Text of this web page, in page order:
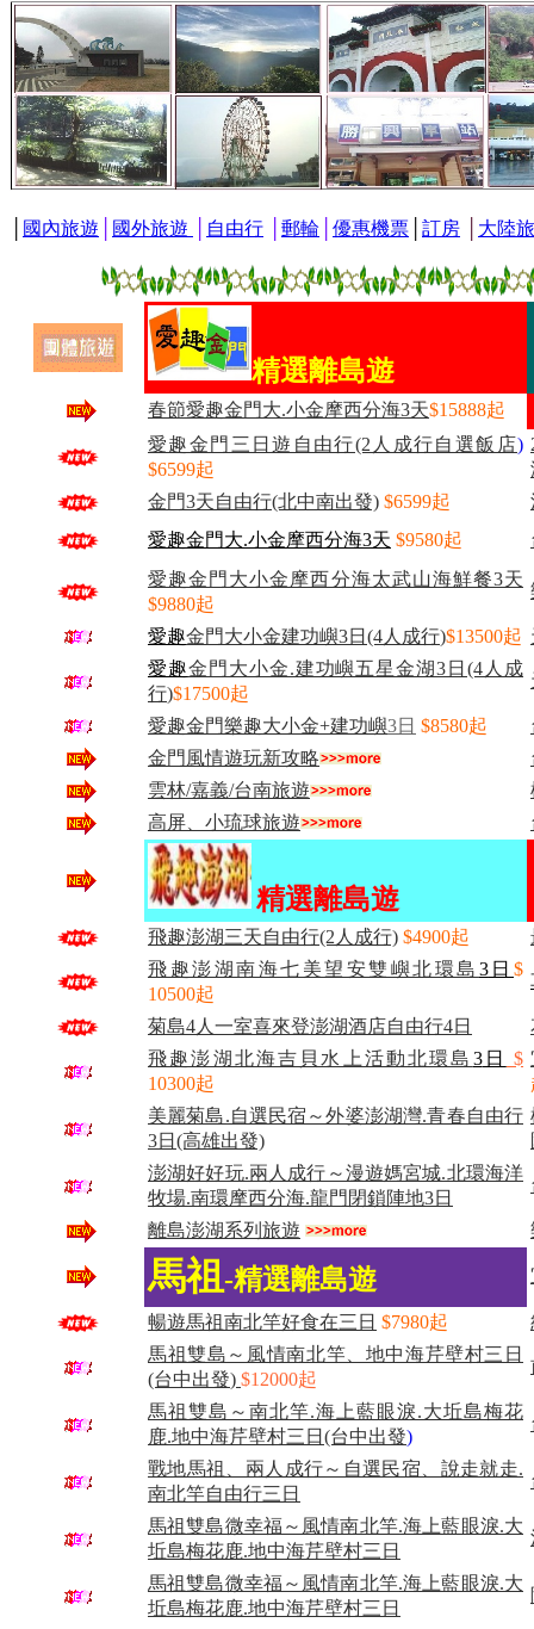
國內旅遊 國外旅遊 自由行 郵輪 優惠機票 訂房 大陸
精選離島遊
春節愛趣金門大.小金摩西分海3天$15888起
愛趣金門三日遊自由行(2人成行自選飯店)
$6599起
金門3天自由行(北中南出發) $6599起
愛趣金門大.小金摩西分海3天 $9580起
愛趣金門大小金摩西分海太武山海鮮餐3天
$9880起
愛趣金門大小金建功嶼3日(4人成行)$13500起
愛趣金門大小金.建功嶼五星金湖3日(4人成
行)$17500起
愛趣金門樂趣大小金+建功嶼3日 $8580起
金門風情遊玩新攻略
雲林/嘉義/台南旅遊
高屏、小琉球旅遊
精選離島遊
飛趣澎湖三天自由行(2人成行) $4900起
飛趣澎湖南海七美望安雙嶼北環島 3日$
10500起
菊島4人一室喜來登澎湖酒店自由行4日
飛趣澎湖北海吉貝水上活動北環島 3日
$
10300起
美麗菊島.自選民宿～外婆澎湖灣.青春自由行
3日(高雄出發)
澎湖好好玩.兩人成行～漫遊媽宮城.北環海洋
牧場.南環摩西分海.龍門閉鎖陣地3日
離島澎湖系列旅遊
馬祖 -精選離島遊
暢遊馬祖南北竿好食在三日 $7980起
馬祖雙島～風情南北竿、地中海芹壁村三日
(台中出發) $12000起
馬祖雙島～南北竿.海上藍眼淚.大坵島梅花
鹿.地中海芹壁村三日(台中出發)
戰地馬祖、兩人成行～自選民宿、說走就走.
南北竿自由行三日
馬祖雙島微幸福～風情南北竿.海上藍眼淚.大
坵島梅花鹿.地中海芹壁村三日
馬祖雙島微幸福～風情南北竿.海上藍眼淚.大
坵島梅花鹿.地中海芹壁村三日